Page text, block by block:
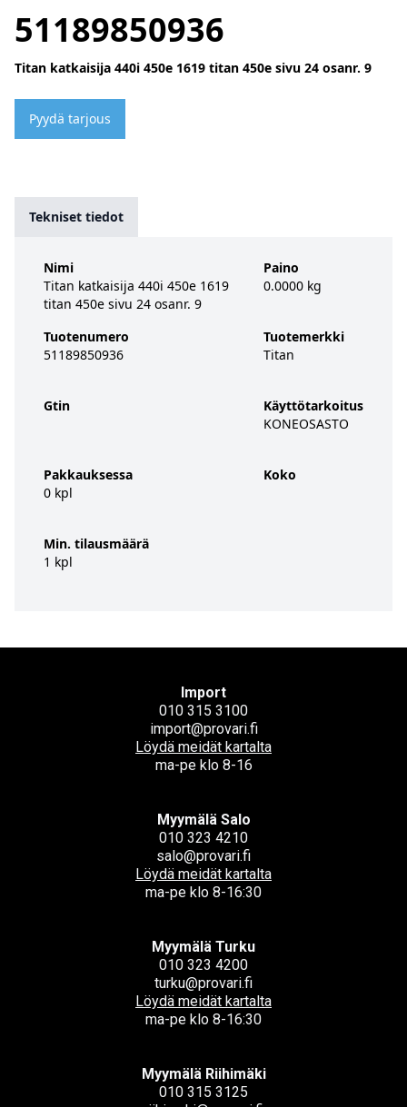
51189850936
Titan katkaisija 440i 450e 1619 titan 450e sivu 24 osanr. 9
Pyydä tarjous
Tekniset tiedot
Nimi
Titan katkaisija 440i 450e 1619
titan 450e sivu 24 osanr. 9
Tuotenumero
51189850936
Gtin
Pakkauksessa
0 kpl
Min. tilausmäärä
1 kpl
Paino
0.0000 kg
Tuotemerkki
Titan
Käyttötarkoitus
KONEOSASTO
Koko
Import
010 315 3100
import@provari.fi
Löydä meidät kartalta
ma-pe klo 8-16
Myymälä Salo
010 323 4210
salo@provari.fi
Löydä meidät kartalta
ma-pe klo 8-16:30
Myymälä Turku
010 323 4200
turku@provari.fi
Löydä meidät kartalta
ma-pe klo 8-16:30
Myymälä Riihimäki
010 315 3125